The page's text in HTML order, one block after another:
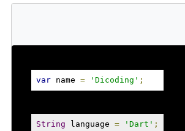
var name = 'Dicoding' ;
String language = 'Dart' ;